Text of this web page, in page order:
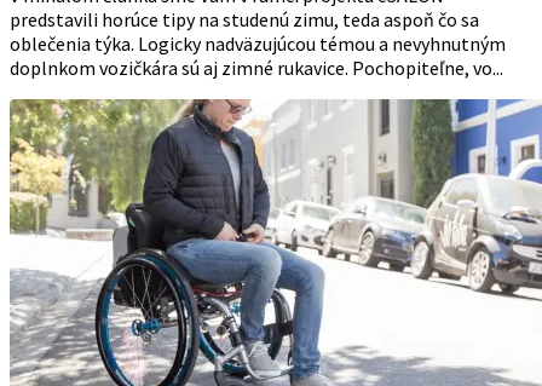
predstavili horúce tipy na studenú zimu, teda aspoň čo sa
oblečenia týka. Logicky nadväzujúcou témou a nevyhnutným
doplnkom vozičkára sú aj zimné rukavice. Pochopiteľne, vo...